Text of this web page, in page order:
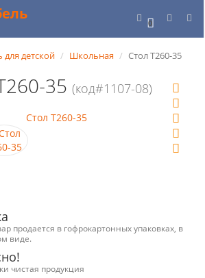
0
детской Школьная Стол Т260-35
35(код#1107-08)
продается в гофрокартонных упаковках, в
виде.
чистая продукция